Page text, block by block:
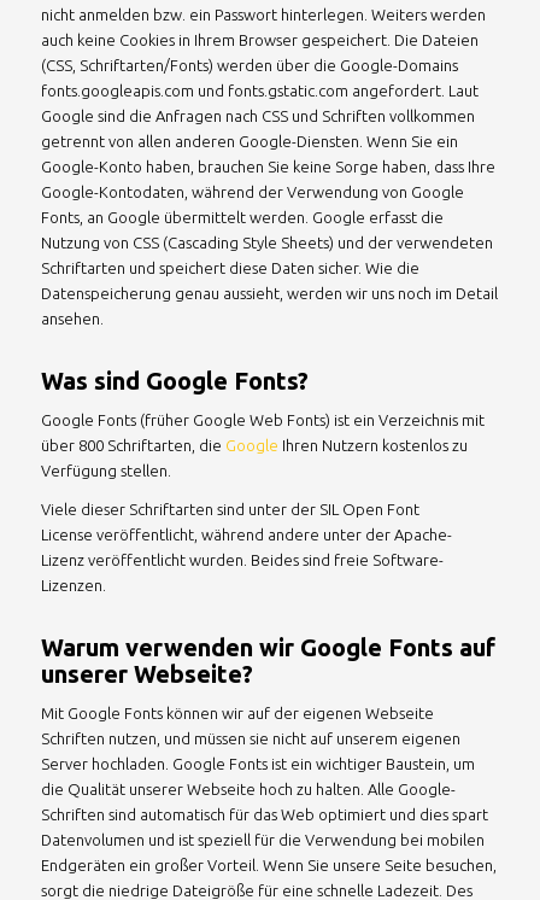
nicht anmelden bzw. ein Passwort hinterlegen. Weiters werden
auch keine Cookies in Ihrem Browser gespeichert. Die Dateien
(CSS, Schriftarten/Fonts) werden über die Google-Domains
fonts.googleapis.com und fonts.gstatic.com angefordert. Laut
Google sind die Anfragen nach CSS und Schriften vollkommen
getrennt von allen anderen Google-Diensten. Wenn Sie ein
Google-Konto haben, brauchen Sie keine Sorge haben, dass Ihre
Google-Kontodaten, während der Verwendung von Google
Fonts, an Google übermittelt werden. Google erfasst die
Nutzung von CSS (Cascading Style Sheets) und der verwendeten
Schriftarten und speichert diese Daten sicher. Wie die
Datenspeicherung genau aussieht, werden wir uns noch im Detail
ansehen.
Was sind Google Fonts?
Google Fonts (früher Google Web Fonts) ist ein Verzeichnis mit
über 800 Schriftarten, die Google Ihren Nutzern kostenlos zu
Verfügung stellen.
Viele dieser Schriftarten sind unter der SIL Open Font
License veröffentlicht, während andere unter der Apache-
Lizenz veröffentlicht wurden. Beides sind freie Software-
Lizenzen.
Warum verwenden wir Google Fonts auf
unserer Webseite?
Mit Google Fonts können wir auf der eigenen Webseite
Schriften nutzen, und müssen sie nicht auf unserem eigenen
Server hochladen. Google Fonts ist ein wichtiger Baustein, um
die Qualität unserer Webseite hoch zu halten. Alle Google-
Schriften sind automatisch für das Web optimiert und dies spart
Datenvolumen und ist speziell für die Verwendung bei mobilen
Endgeräten ein großer Vorteil. Wenn Sie unsere Seite besuchen,
sorgt die niedrige Dateigröße für eine schnelle Ladezeit. Des